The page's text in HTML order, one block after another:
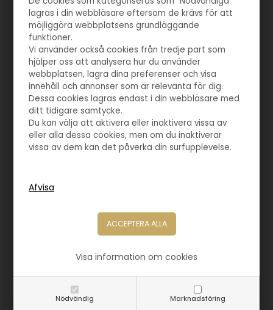
lagras i din webbläsare eftersom de krävs för att
möjliggöra webbplatsens grundläggande
funktioner.
Vi använder också cookies från tredje part som
hjälper oss att analysera hur du använder
webbplatsen, lagra dina preferenser och visa
innehåll och annonser som är relevanta för dig.
Dessa cookies lagras endast i din webbläsare med
ditt tidigare samtycke.
Du kan välja att aktivera eller inaktivera vissa av
eller alla dessa cookies, men om du inaktiverar
vissa av dem kan det påverka din surfupplevelse.
Nödvändig Marknadsföring
Visa information om cookies
Varunr. 4154